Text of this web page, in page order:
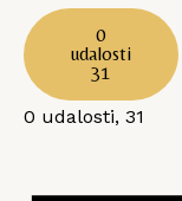
0
udalosti
31
0 udalosti, 31